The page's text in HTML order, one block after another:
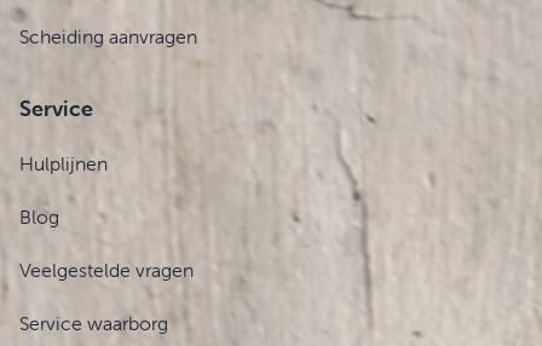
Scheiding aanvragen
Service
Hulplijnen
Blog
Veelgestelde vragen
Service waarborg